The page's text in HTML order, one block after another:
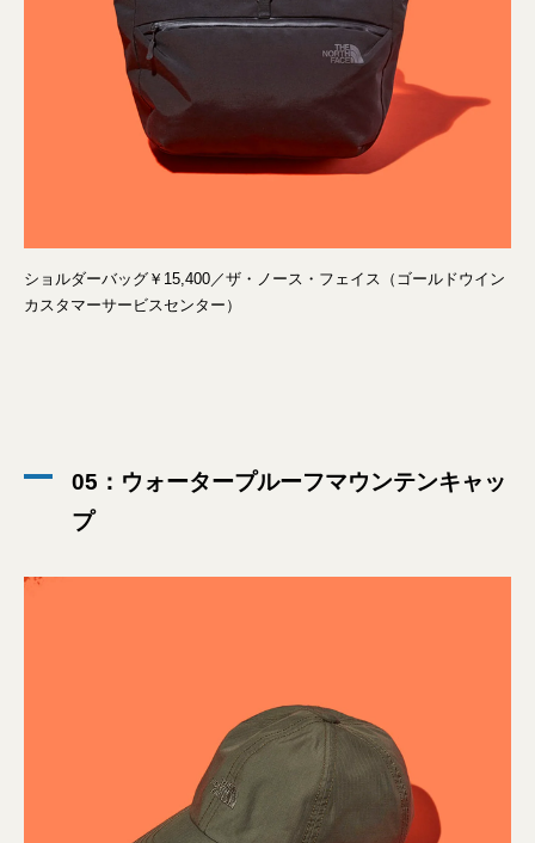
ショルダーバッグ￥15,400／ザ・ノース・フェイス（ゴールドウイン
カスタマーサービスセンター）
05：ウォータープルーフマウンテンキャッ
プ